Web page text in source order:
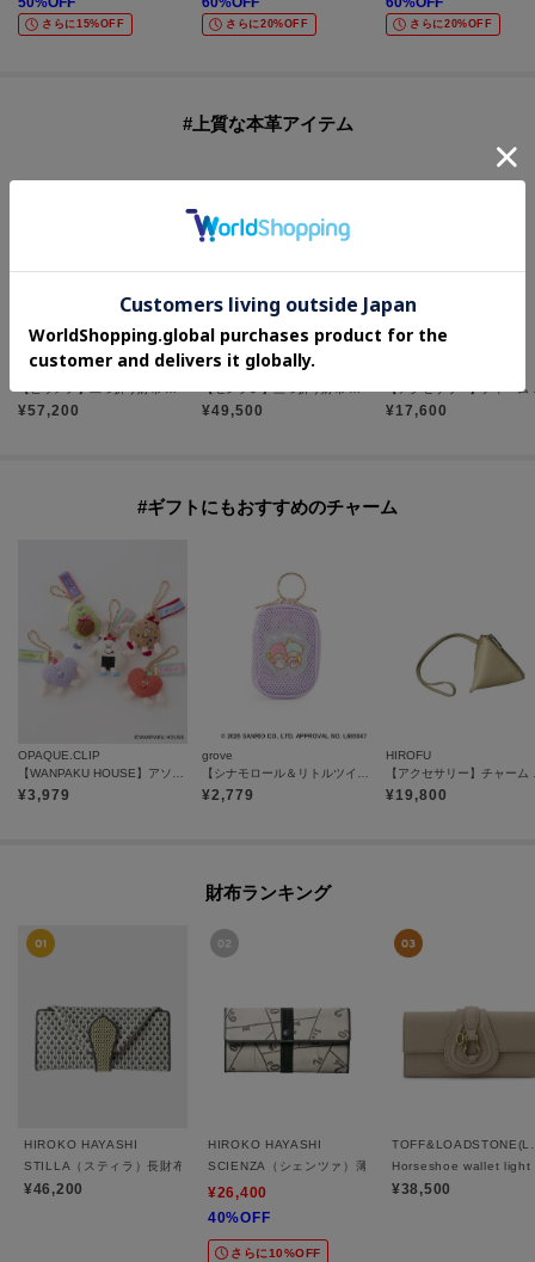
さらに15%OFF さらに20%OFF さらに20%OFF
#上質な本革アイテム
HIROFU
【ピウメノ】二つ折り財布 レザー コンパクトウォレット 本革（商品番号：P25-65405）
¥57,200
HIROFU
【センプレ】三つ折り財布 レザー ウォレット 本革（商品番号：P25-50331）
¥49,500
【アク
¥17,600
#ギフトにもおすすめのチャーム
OPAQUE.CLIP
¥3,979
grove
¥2,779
HIROFU
¥19,800
財布ランキング
HIROKO HAYASHI
STILLA（スティラ）長財布
¥46,200
HIROKO HAYASHI
SCIENZA（シェンツァ）薄型長財布
¥26,400
40%OFF
さらに10%OFF
Horseshoe wallet light
¥38,500